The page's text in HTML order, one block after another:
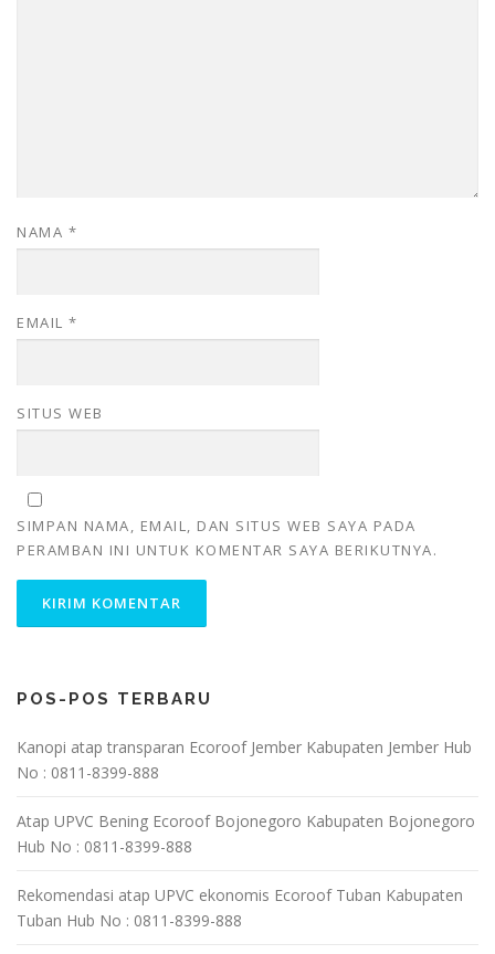
NAMA *
EMAIL *
SITUS WEB
SIMPAN NAMA, EMAIL, DAN SITUS WEB SAYA PADA
PERAMBAN INI UNTUK KOMENTAR SAYA BERIKUTNYA.
POS-POS TERBARU
Kanopi atap transparan Ecoroof Jember Kabupaten Jember Hub
No : 0811-8399-888
Atap UPVC Bening Ecoroof Bojonegoro Kabupaten Bojonegoro
Hub No : 0811-8399-888
Rekomendasi atap UPVC ekonomis Ecoroof Tuban Kabupaten
Tuban Hub No : 0811-8399-888